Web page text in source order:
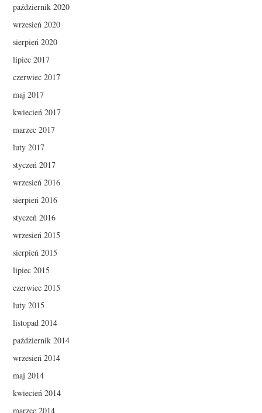
październik 2020
wrzesień 2020
sierpień 2020
lipiec 2017
czerwiec 2017
maj 2017
kwiecień 2017
marzec 2017
luty 2017
styczeń 2017
wrzesień 2016
sierpień 2016
styczeń 2016
wrzesień 2015
sierpień 2015
lipiec 2015
czerwiec 2015
luty 2015
listopad 2014
październik 2014
wrzesień 2014
maj 2014
kwiecień 2014
marzec 2014